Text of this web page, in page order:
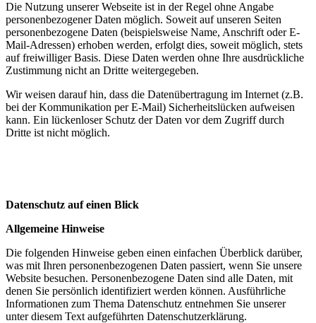
Die Nutzung unserer Webseite ist in der Regel ohne Angabe
personenbezogener Daten möglich. Soweit auf unseren Seiten
personenbezogene Daten (beispielsweise Name, Anschrift oder E-
Mail-Adressen) erhoben werden, erfolgt dies, soweit möglich, stets
auf freiwilliger Basis. Diese Daten werden ohne Ihre ausdrückliche
Zustimmung nicht an Dritte weitergegeben.
Wir weisen darauf hin, dass die Datenübertragung im Internet (z.B.
bei der Kommunikation per E-Mail) Sicherheitslücken aufweisen
kann. Ein lückenloser Schutz der Daten vor dem Zugriff durch
Dritte ist nicht möglich.
Datenschutz auf einen Blick
Allgemeine Hinweise
Die folgenden Hinweise geben einen einfachen Überblick darüber,
was mit Ihren personenbezogenen Daten passiert, wenn Sie unsere
Website besuchen. Personenbezogene Daten sind alle Daten, mit
denen Sie persönlich identifiziert werden können. Ausführliche
Informationen zum Thema Datenschutz entnehmen Sie unserer
unter diesem Text aufgeführten Datenschutzerklärung.